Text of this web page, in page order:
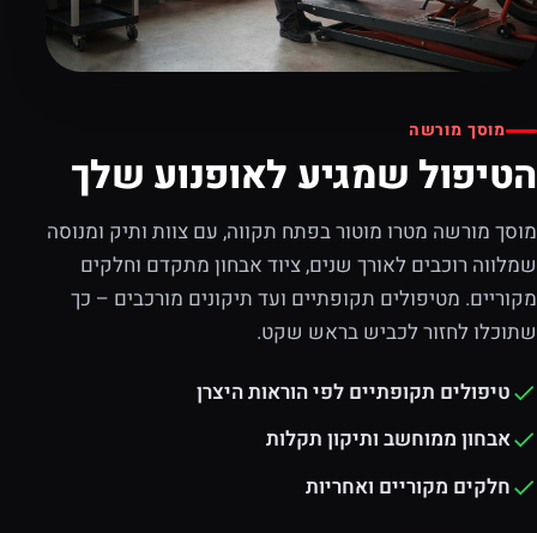
מוסך מורשה
הטיפול שמגיע לאופנוע שלך
מוסך מורשה מטרו מוטור בפתח תקווה, עם צוות ותיק ומנוסה
שמלווה רוכבים לאורך שנים, ציוד אבחון מתקדם וחלקים
מקוריים. מטיפולים תקופתיים ועד תיקונים מורכבים – כך
שתוכלו לחזור לכביש בראש שקט.
טיפולים תקופתיים לפי הוראות היצרן
אבחון ממוחשב ותיקון תקלות
חלקים מקוריים ואחריות